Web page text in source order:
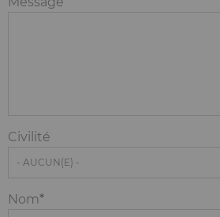
Civilité
Nom